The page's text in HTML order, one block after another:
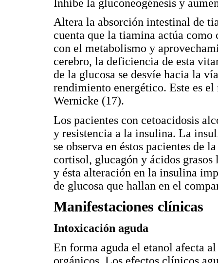
Inhibe la gluconeogénesis y
Altera la absorción intestinal de
cuenta que la tiamina actúa como
con el metabolismo y
cerebro, la deficiencia de esta
de la glucosa se desvíe hacia la
rendimiento energético. Este es
Wernicke (17).
Los pacientes con cetoacidosis
y resistencia a la insulina. La
se observa en éstos pacientes de
cortisol, glucagón y ácidos
y ésta alteración en la insulina
de glucosa que hallan en el
Manifestaciones clínicas
Intoxicación aguda
En forma aguda el etanol afecta
orgánicos. Los efectos clínicos